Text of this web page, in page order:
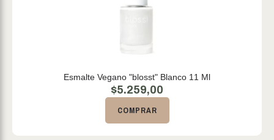
Esmalte Vegano "blosst" Blanco 11 Ml
$5.259,00
COMPRAR